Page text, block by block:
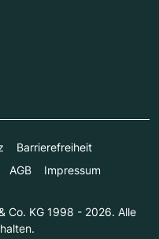
Barrierefreiheit
AGB Impressum
Co. KG 1998 - 2026. Alle